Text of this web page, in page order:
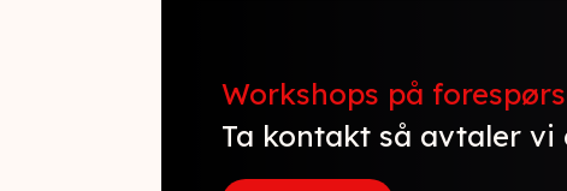
Workshops på
Ta kontakt så avtaler